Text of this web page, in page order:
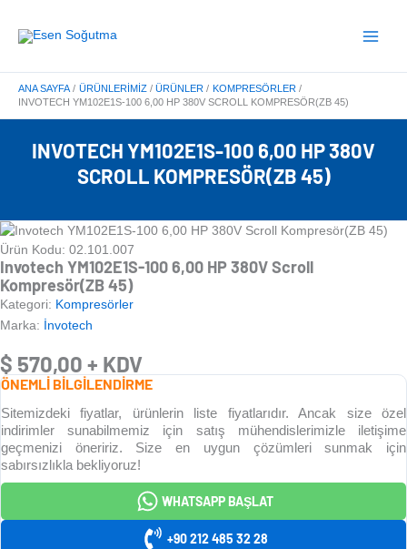
atla
Menu
ANA SAYFA ÜRÜNLERIMIZ ÜRÜNLER
KOMPRESÖRLER
INVOTECH YM102E1S-100 6,00 HP 380V SCROLL KOMPRESÖR(ZB 45)
INVOTECH YM102E1S-100 6,00 HP 380V
SCROLL KOMPRESÖR(ZB 45)
Ürün Kodu: 02.101.007
Invotech YM102E1S-100 6,00 HP 380V Scroll
Kompresör(ZB 45)
Kategori: Kompresörler
Marka: İnvotech
$ 570,00 + KDV
ÖNEMLİ BİLGİLENDİRME
Sitemizdeki fiyatlar, ürünlerin liste fiyatlarıdır. Ancak size özel
indirimler sunabilmemiz için satış mühendislerimizle iletişime
geçmenizi öneririz. Size en uygun çözümleri sunmak için
sabırsızlıkla bekliyoruz!
WHATSAPP BAŞLAT
+90 212 485 32 28